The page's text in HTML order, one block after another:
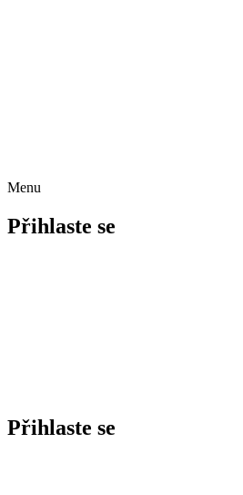
Menu
Přihlaste se
Přihlaste se